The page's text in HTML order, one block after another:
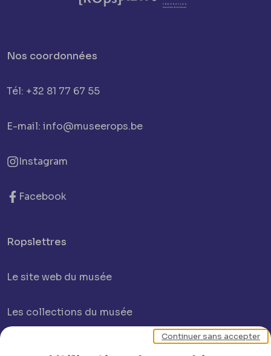
Nos coordonnées
Tél: +32 81 77 67 55
E-mail: info@museerops.be
Instagram
Facebook
Ropslettres
Le site web du musée
Les collections du musée
Comité d’honneur et scientifique
Continuer sans accepter